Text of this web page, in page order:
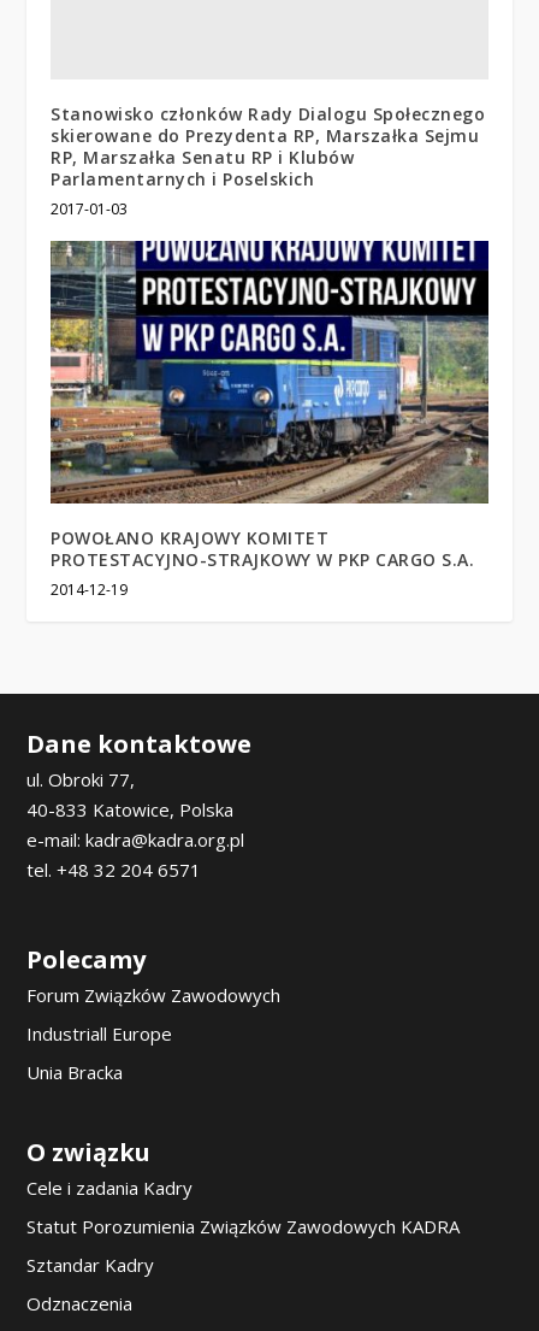
Stanowisko członków Rady Dialogu Społecznego
skierowane do Prezydenta RP, Marszałka Sejmu
RP, Marszałka Senatu RP i Klubów
Parlamentarnych i Poselskich
2017-01-03
POWOŁANO KRAJOWY KOMITET
PROTESTACYJNO-STRAJKOWY W PKP CARGO S.A.
2014-12-19
Dane kontaktowe
ul. Obroki 77,
40-833 Katowice, Polska
e-mail: kadra@kadra.org.pl
tel. +48 32 204 6571
Polecamy
Forum Związków Zawodowych
Industriall Europe
Unia Bracka
O związku
Cele i zadania Kadry
Statut Porozumienia Związków Zawodowych KADRA
Sztandar Kadry
Odznaczenia